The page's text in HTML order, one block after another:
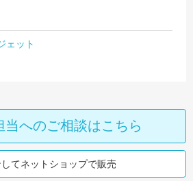
ェット
当へのご相談はこちら
てネットショップで販売